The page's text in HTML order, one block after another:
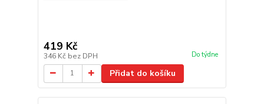
419 Kč
346 Kč bez DPH Do týdne
Přidat do košíku